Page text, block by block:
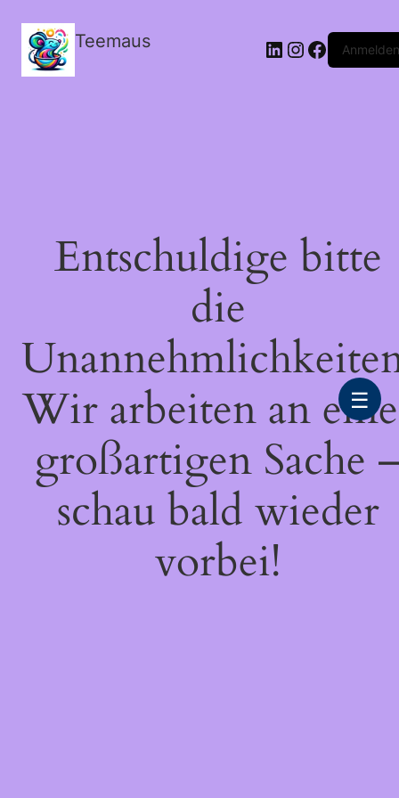
Teemaus LinkedIn
Instagram
FacebookAnmelden
Entschuldige bitte
die
Wir arbeiten an
großartigen Sache
schau bald wieder
vorbei!
☰